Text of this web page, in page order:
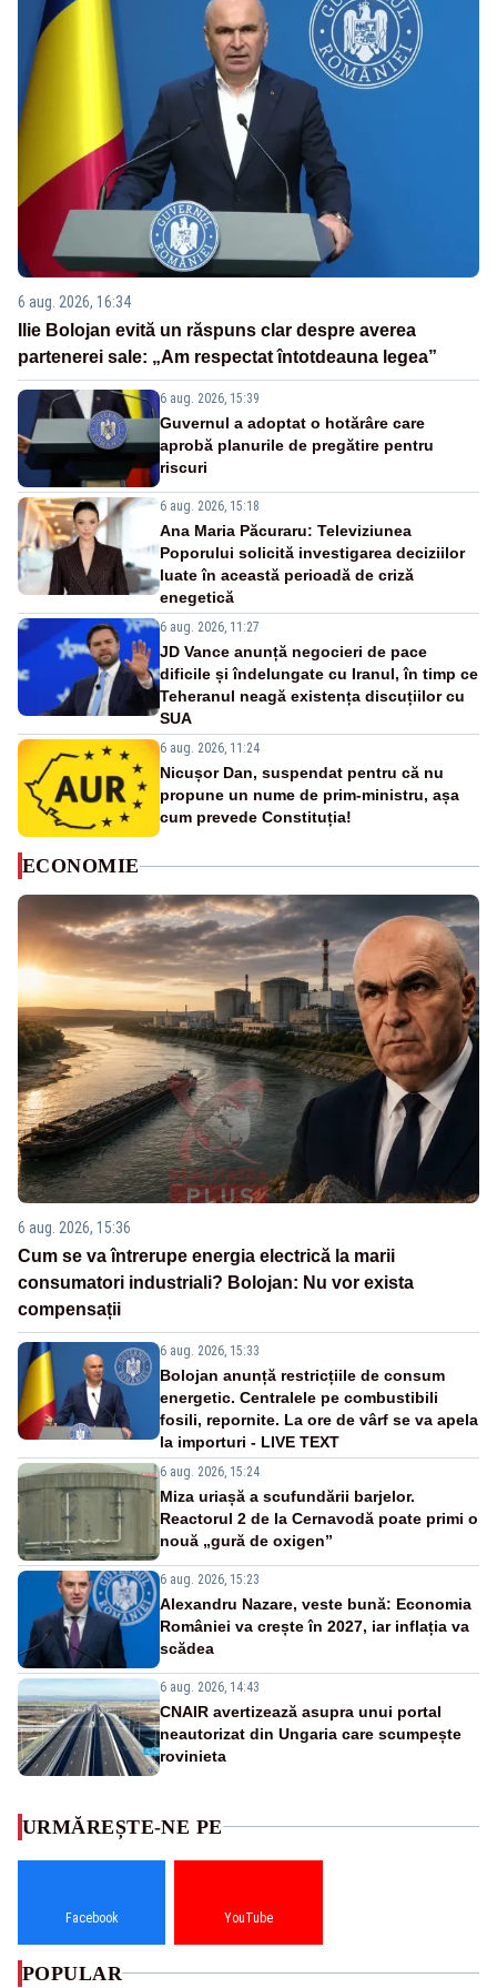
6 aug. 2026, 16:34
Ilie Bolojan evită un răspuns clar despre averea
partenerei sale: „Am respectat întotdeauna legea”
6 aug. 2026, 15:39
Guvernul a adoptat o hotărâre care
aprobă planurile de pregătire pentru
riscuri
6 aug. 2026, 15:18
Ana Maria Păcuraru: Televiziunea
Poporului solicită investigarea deciziilor
luate în această perioadă de criză
enegetică
6 aug. 2026, 11:27
JD Vance anunță negocieri de pace
dificile și îndelungate cu Iranul, în timp ce
Teheranul neagă existența discuțiilor cu
SUA
6 aug. 2026, 11:24
Nicușor Dan, suspendat pentru că nu
propune un nume de prim-ministru, așa
cum prevede Constituția!
ECONOMIE
6 aug. 2026, 15:36
Cum se va întrerupe energia electrică la marii
consumatori industriali? Bolojan: Nu vor exista
compensații
6 aug. 2026, 15:33
Bolojan anunță restricțiile de consum
energetic. Centralele pe combustibili
fosili, repornite. La ore de vârf se va apela
la importuri - LIVE TEXT
6 aug. 2026, 15:24
Miza uriașă a scufundării barjelor.
Reactorul 2 de la Cernavodă poate primi o
nouă „gură de oxigen”
6 aug. 2026, 15:23
Alexandru Nazare, veste bună: Economia
României va crește în 2027, iar inflația va
scădea
6 aug. 2026, 14:43
CNAIR avertizează asupra unui portal
neautorizat din Ungaria care scumpește
rovinieta
URMĂREȘTE-NE PE
Facebook YouTube
POPULAR